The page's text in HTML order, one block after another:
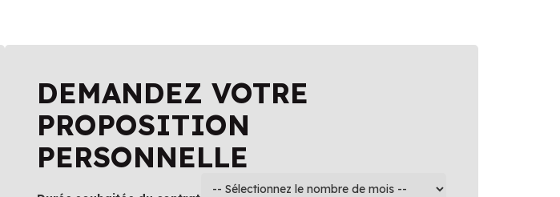
DEMANDEZ VOTRE
PROPOSITION
PERSONNELLE